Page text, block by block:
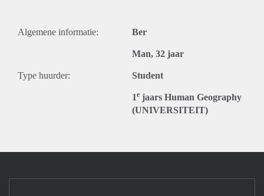
Algemene informatie: Ber
Man, 32 jaar
Type huurder: Student
1e jaars Human Geography
(UNIVERSITEIT)